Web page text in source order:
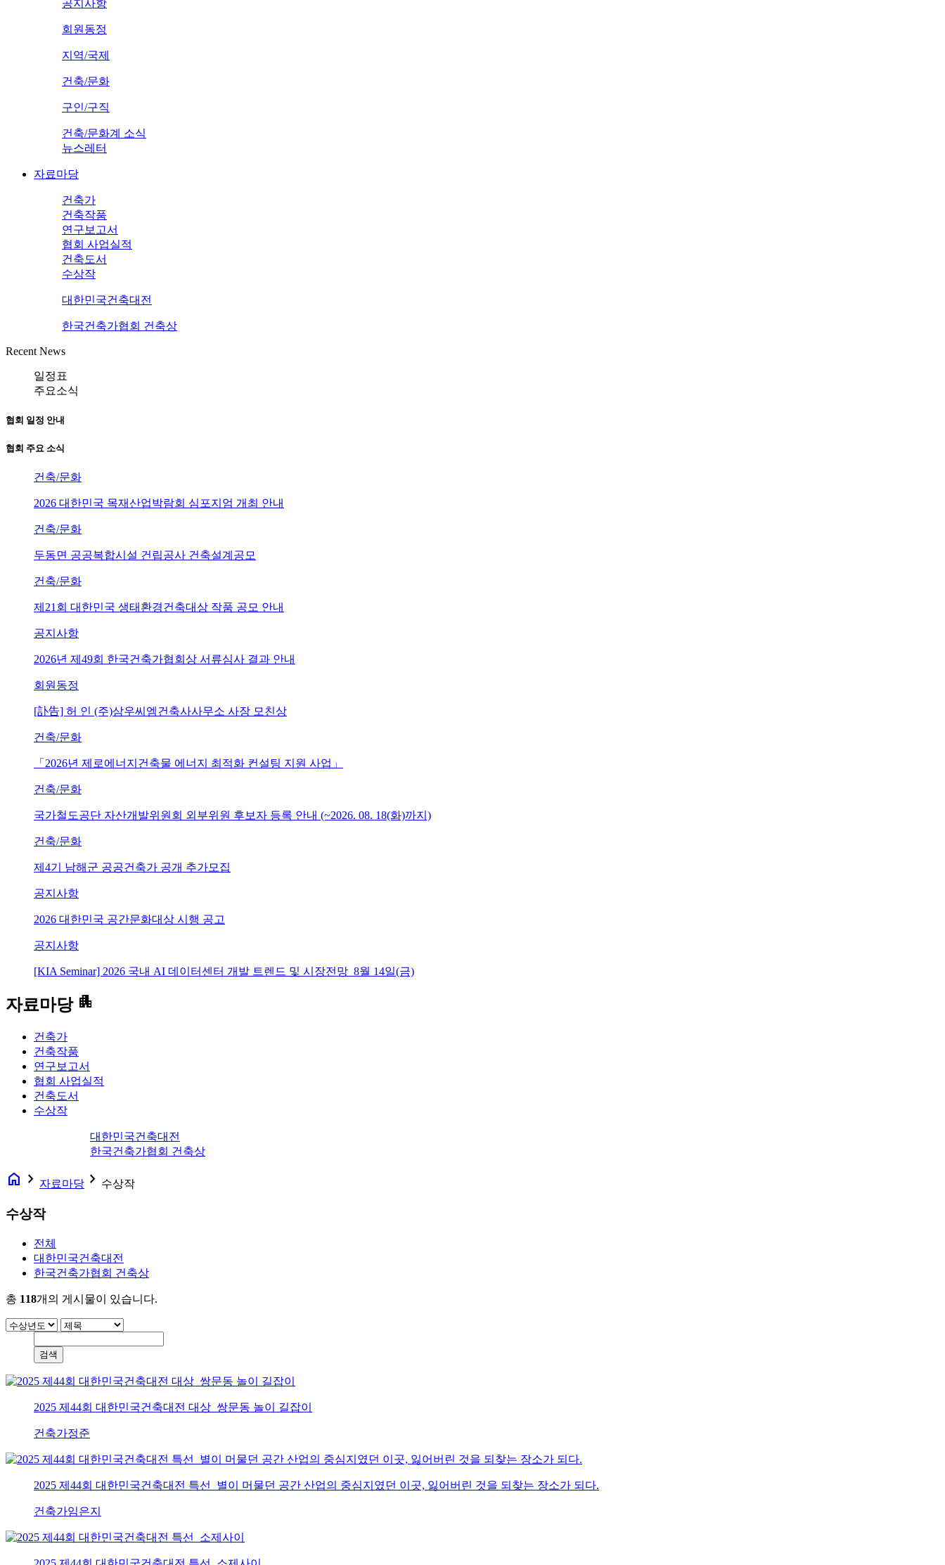
공지사항
회원동정
지역/국제
건축/문화
구인/구직
건축/문화계 소식
뉴스레터
자료마당
건축가
건축작품
연구보고서
협회 사업실적
건축도서
수상작
대한민국건축대전
한국건축가협회 건축상
Recent News
일정표
주요소식
협회 일정 안내
협회 주요 소식
건축/문화
2026 대한민국 목재산업박람회 심포지엄 개최 안내
건축/문화
두동면 공공복합시설 건립공사 건축설계공모
건축/문화
제21회 대한민국 생태환경건축대상 작품 공모 안내
공지사항
2026년 제49회 한국건축가협회상 서류심사 결과 안내
회원동정
[訃告] 허 인 (주)삼우씨엠건축사사무소 사장 모친상
건축/문화
「2026년 제로에너지건축물 에너지 최적화 컨설팅 지원 사업」
건축/문화
국가철도공단 자산개발위원회 외부위원 후보자 등록 안내 (~2026. 08. 18(화)까지)
건축/문화
제4기 남해군 공공건축가 공개 추가모집
공지사항
2026 대한민국 공간문화대상 시행 공고
공지사항
[KIA Seminar] 2026 국내 AI 데이터센터 개발 트렌드 및 시장전망_8월 14일(금)
자료마당 apartment
건축가
건축작품
연구보고서
협회 사업실적
건축도서
수상작
대한민국건축대전
한국건축가협회 건축상
home navigate_next 자료마당 navigate_next 수상작
수상작
전체
대한민국건축대전
한국건축가협회 건축상
총 118개의 게시물이 있습니다.
2025 제44회 대한민국건축대전 대상_쌍문동 놀이 길잡이
건축가정준
2025 제44회 대한민국건축대전 특선_별이 머물던 공간 산업의 중심지였던 이곳, 잃어버린 것을 되찾는 장소가 되다.
건축가임은지